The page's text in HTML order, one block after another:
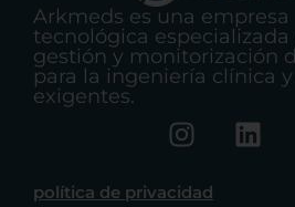
Arkmeds es una empresa
tecnológica especializada
gestión y monitorización
para la ingeniería clínica
exigentes.
política de privacidad